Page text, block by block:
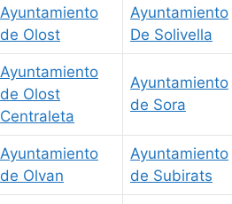
Ayuntamiento
de Olost
Ayuntamiento
De Solivella
Ayuntamiento
de Olost
Centraleta
Ayuntamiento
de Sora
Ayuntamiento
de Olvan
Ayuntamiento
de Subirats